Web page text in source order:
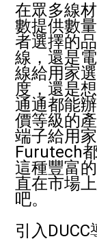
在眾多線
數提供數
者選擇的
線，還是
線給用家
度，還是
通通都能
價等級的
端子給用
Furutech
這種豐富
直在市場
吧。
引入DUCC